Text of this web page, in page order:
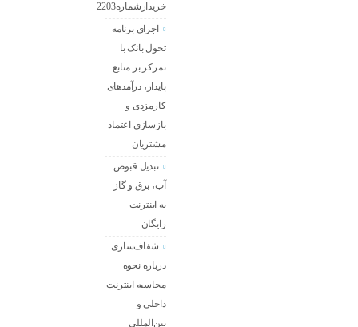
خریدارشماره2203
اجرای برنامه
تحول بانک با
تمرکز بر منابع
پایدار، درآمدهای
کارمزدی و
بازسازی اعتماد
مشتریان
تبدیل قبوض
آب، برق و گاز
به اینترنت
رایگان
شفاف‌سازی
درباره نحوه
محاسبه اینترنت
داخلی و
بین‌المللی